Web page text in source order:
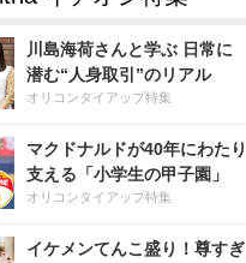
川島海荷さんと学ぶ 日常に
潜む“人身取引”のリアル
オリコンタイアップ特集
マクドナルドが40年にわたり
支える「小学生の甲子園」
オリコンタイアップ特集
イケメンてんこ盛り！尊すぎ